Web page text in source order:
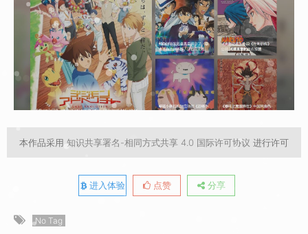
本作品采用 知识共享署名-相同方式共享 4.0 国际许可协议 进行许可
进入体验 点赞 分享
No Tag